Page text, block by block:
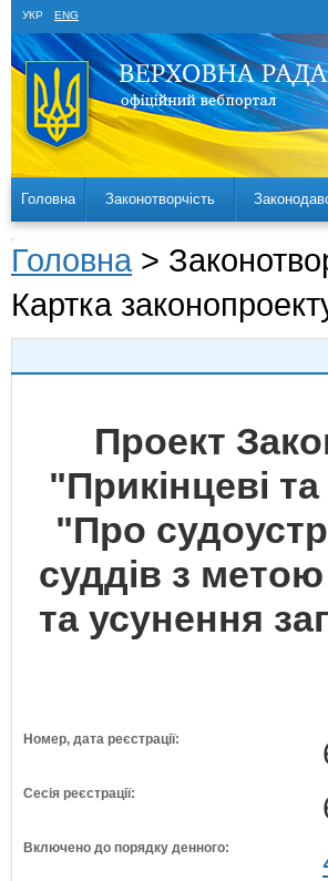
УКР ENG
Головна Законотворчість
Головна >
Картка
Проект
"Прикінцеві
"Про
суддів з
та усунення
Номер, дата реєстрації:
Сесія реєстрації:
Включено до порядку денного: